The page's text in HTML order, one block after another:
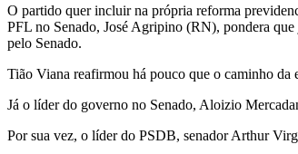
O partido quer incluir na própria reforma
PFL no Senado, José Agripino (RN), pondera que
pelo Senado.
Tião Viana reafirmou há pouco que o caminho da
Já o líder do governo no Senado, Aloizio
Por sua vez, o líder do PSDB, senador Arthur